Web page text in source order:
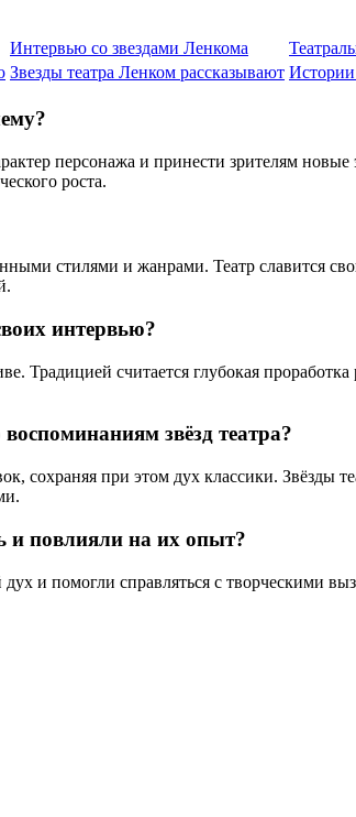
Интервью со звездами Ленкома
Звезды театра Ленком рассказывают Истории
персонажа и принести зрителям
роста.
стилями и жанрами. Театр славится
интервью?
считается глубокая проработка
звёзд театра?
сохраняя при этом дух классики. Звёзды
и повлияли на их опыт?
и помогли справляться с творческими